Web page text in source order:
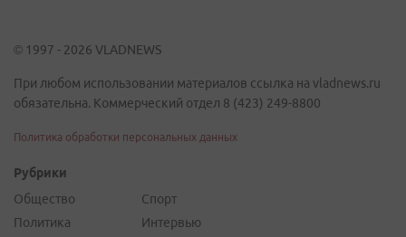
© 1997 - 2026 VLADNEWS
При любом использовании материалов ссылка на vladnews.ru
обязательна. Коммерческий отдел 8 (423) 249-8800
Политика обработки персональных данных
Рубрики
Общество
Политика
Спорт
Интервью